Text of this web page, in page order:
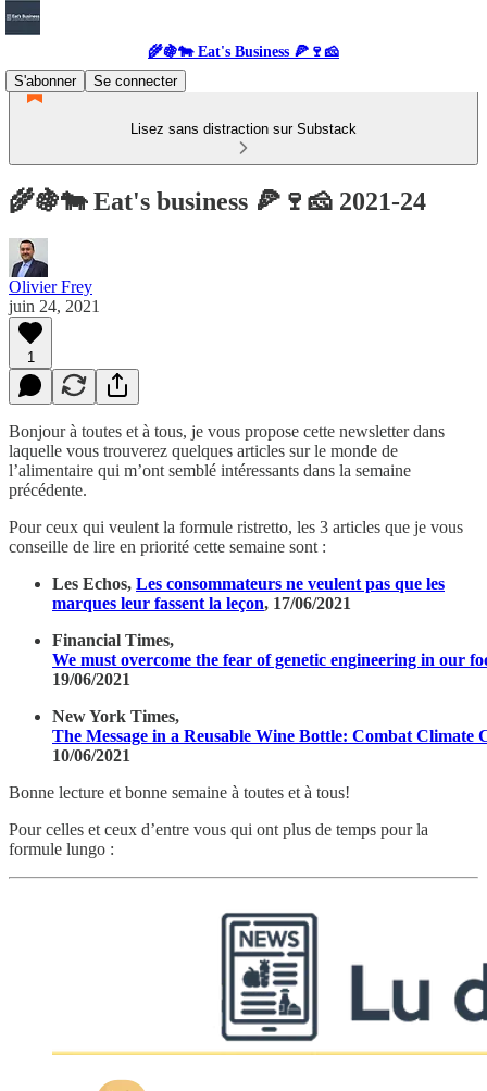
🌾🍇🐄 Eat's Business 🍕🍷🧀
S'abonner
Se connecter
Lisez sans distraction sur Substack
🌾🍇🐄 Eat's business 🍕🍷🧀 2021-24
Olivier Frey
juin 24, 2021
1
Bonjour à toutes et à tous, je vous propose cette newsletter dans
laquelle vous trouverez quelques articles sur le monde de
l’alimentaire qui m’ont semblé intéressants dans la semaine
précédente.
Pour ceux qui veulent la formule ristretto, les 3 articles que je vous
conseille de lire en priorité cette semaine sont :
Les Echos, Les consommateurs ne veulent pas que les
marques leur fassent la leçon, 17/06/2021
Financial Times,
We must overcome the fear of genetic engineering in our
19/06/2021
New York Times,
The Message in a Reusable Wine Bottle: Combat Climate
10/06/2021
Bonne lecture et bonne semaine à toutes et à tous!
Pour celles et ceux d’entre vous qui ont plus de temps pour la
formule lungo :